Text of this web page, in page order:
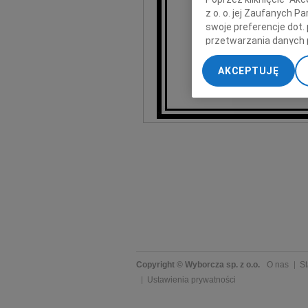
Copyright © Wyborcza sp. z o.o. O nas
Ustawienia prywatności
z o. o. jej Zaufanych
swoje preferencje dot.
przetwarzania danych
„Ustawienia
My, nasi Zaufani
dokładnych danych
Przechowywanie
treści, badnie
AKCEPTUJĘ